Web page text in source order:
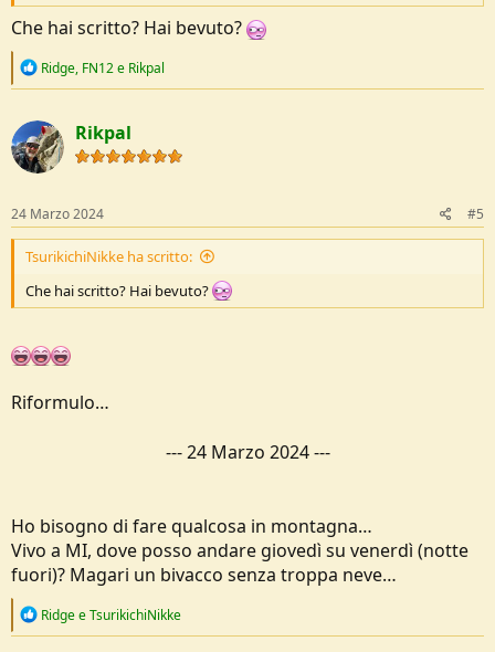
Che hai scritto? Hai bevuto?
R
c
t
i
o
s
:
Ridge, FN12e Rikpal
Rikpal
24 Marzo 2024 #5
TsurikichiNikke ha scritto:
Che hai scritto? Hai bevuto?
Riformulo…
---24 Marzo 2024---
Ho bisogno di fare qualcosa in montagna…
Vivo a MI, dove posso andare giovedì su venerdì (notte
fuori)? Magari un bivacco senza troppa neve…
R
RidgeeTsurikichiNikke